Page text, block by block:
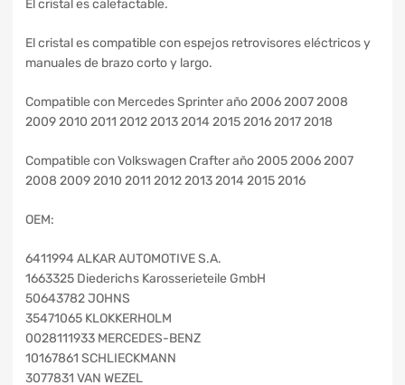
El cristal es calefactable.
El cristal es compatible con espejos retrovisores eléctricos y
manuales de brazo corto y largo.
Compatible con Mercedes Sprinter año 2006 2007 2008
2009 2010 2011 2012 2013 2014 2015 2016 2017 2018
Compatible con Volkswagen Crafter año 2005 2006 2007
2008 2009 2010 2011 2012 2013 2014 2015 2016
OEM:
6411994 ALKAR AUTOMOTIVE S.A.
1663325 Diederichs Karosserieteile GmbH
50643782 JOHNS
35471065 KLOKKERHOLM
0028111933 MERCEDES-BENZ
10167861 SCHLIECKMANN
3077831 VAN WEZEL